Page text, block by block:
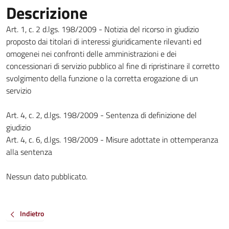
Descrizione
Art. 1, c. 2 d.lgs. 198/2009 - Notizia del ricorso in giudizio
proposto dai titolari di interessi giuridicamente rilevanti ed
omogenei nei confronti delle amministrazioni e dei
concessionari di servizio pubblico al fine di ripristinare il corretto
svolgimento della funzione o la corretta erogazione di un
servizio
Art. 4, c. 2, d.lgs. 198/2009 - Sentenza di definizione del
giudizio
Art. 4, c. 6, d.lgs. 198/2009 - Misure adottate in ottemperanza
alla sentenza
Nessun dato pubblicato.
Indietro